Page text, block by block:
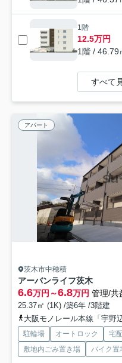
1階
12.5万円
1階 / 46.79
すべて
アパート
茨木市中穂積
アーバンライフ茨木
6.6万円～6.8万円 管理/共
25.37㎡ (1K) /築6年 /3階建
大阪モノレール本線「宇野
駐輪場 オートロック 宅
敷地内ごみ置き場
バイク置